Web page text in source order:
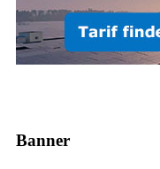
Banner